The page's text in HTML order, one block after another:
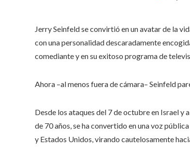
Jerry Seinfeld se convirtió en un avatar de la
con una personalidad descaradamente
comediante y en su exitoso programa de
Ahora –al menos fuera de cámara– Seinfeld
Desde los ataques del 7 de octubre en Israel y
de 70 años, se ha convertido en una voz
y Estados Unidos, virando cautelosamente